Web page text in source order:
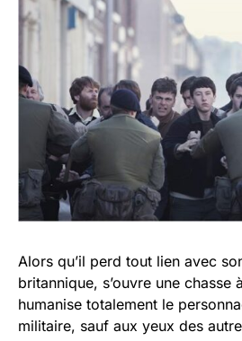
Alors qu’il perd tout lien avec
britannique, s’ouvre une chasse
humanise totalement le
militaire, sauf aux yeux des